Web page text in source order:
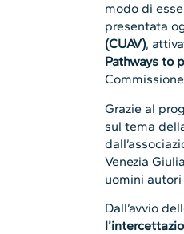
modo di
presentata
(CUAV),
Pathways to
Grazie al
sul tema
Venezia
uomini
Dall’avvio